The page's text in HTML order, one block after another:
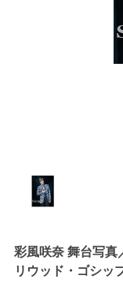
彩風咲奈 舞台写
リウッド・ゴシッ